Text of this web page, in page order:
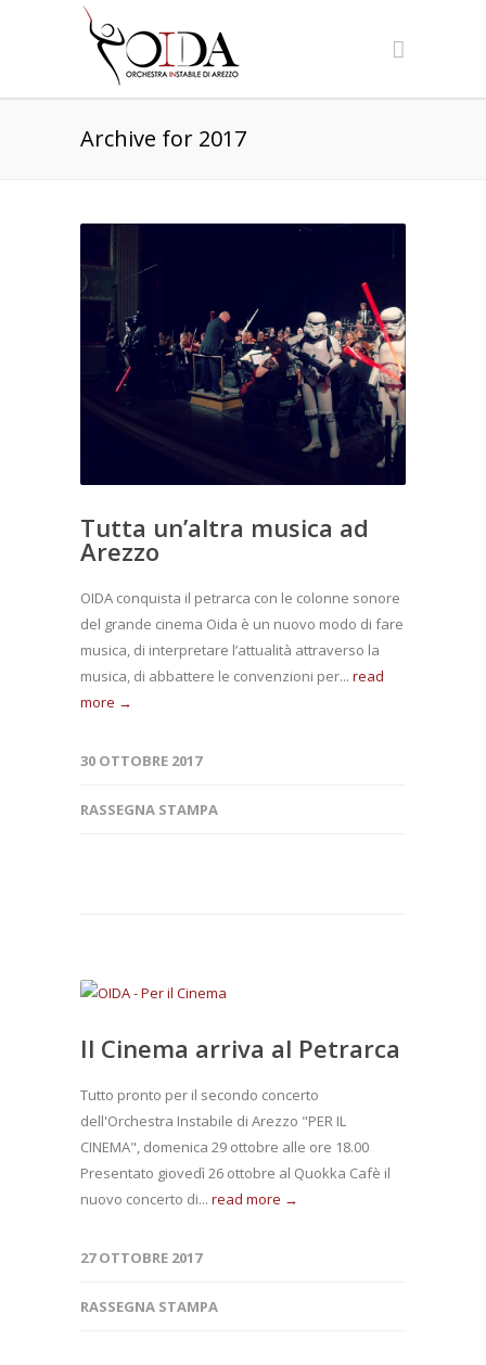
Archive for 2017
Tutta un’altra musica ad
Arezzo
OIDA conquista il petrarca con le colonne sonore
del grande cinema Oida è un nuovo modo di fare
musica, di interpretare l’attualità attraverso la
musica, di abbattere le convenzioni per... read
more →
30 OTTOBRE 2017
RASSEGNA STAMPA
Il Cinema arriva al Petrarca
Tutto pronto per il secondo concerto
dell'Orchestra Instabile di Arezzo "PER IL
CINEMA", domenica 29 ottobre alle ore 18.00
Presentato giovedì 26 ottobre al Quokka Cafè il
nuovo concerto di... read more →
27 OTTOBRE 2017
RASSEGNA STAMPA